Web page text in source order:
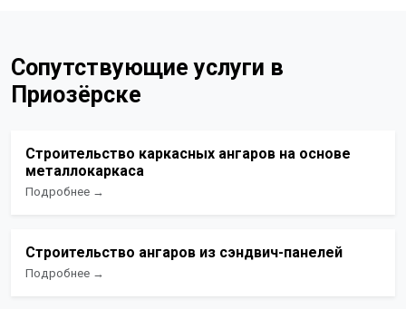
Сопутствующие услуги в
Приозёрске
Строительство каркасных ангаров на основе
металлокаркаса
Подробнее →
Строительство ангаров из сэндвич-панелей
Подробнее →